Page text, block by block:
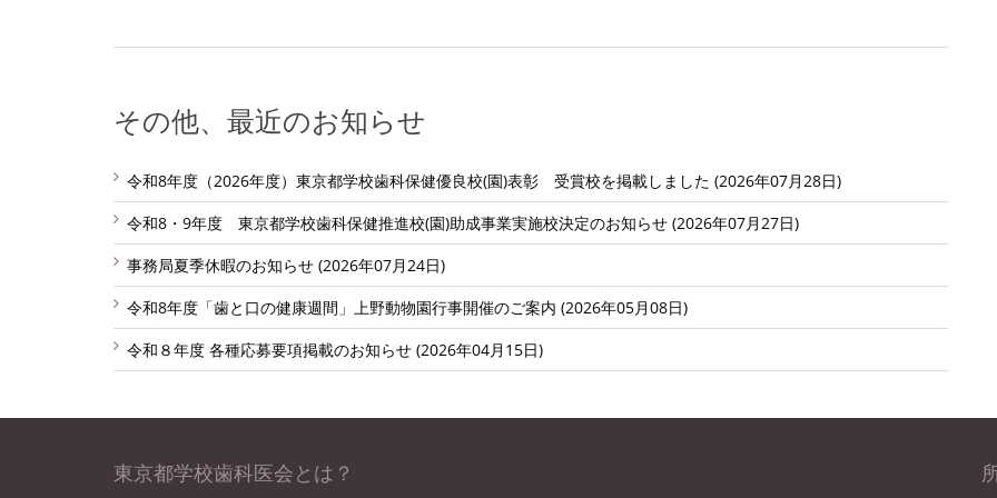
その他、最近のお知らせ
令和8年度（2026年度）東京都学校歯科保健優良校(園)表彰 受賞校を掲載しました (2026年07月28日)
令和8・9年度 東京都学校歯科保健推進校(園)助成事業実施校決定のお知らせ (2026年07月27日)
事務局夏季休暇のお知らせ (2026年07月24日)
令和8年度「歯と口の健康週間」上野動物園行事開催のご案内 (2026年05月08日)
令和８年度 各種応募要項掲載のお知らせ (2026年04月15日)
東京都学校歯科医会とは？